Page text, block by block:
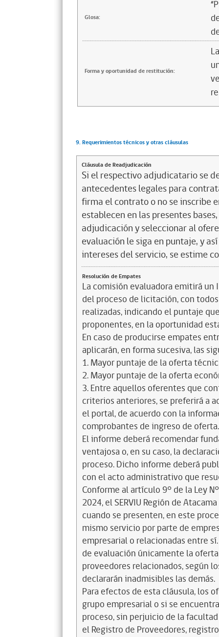
Glosa:
Forma y oportunidad de restitución:
9. Requerimientos técnicos y otras cláusulas
Cláusula de Readjudicación
Si el respectivo adjudicatario se
antecedentes legales para
firma el contrato o no se inscribe
establecen en las presentes
adjudicación y seleccionar al
evaluación le siga en puntaje, y
intereses del servicio, se estime
Resolución de Empates
La comisión evaluadora emitirá
del proceso de licitación, con
realizadas, indicando el puntaje
proponentes, en la oportunidad
En caso de producirse empates
aplicarán, en forma sucesiva, las
1. Mayor puntaje de la oferta
2. Mayor puntaje de la oferta
3. Entre aquellos oferentes que
criterios anteriores, se preferirá a
el portal, de acuerdo con la
comprobantes de ingreso de oferta.
El informe deberá recomendar
ventajosa o, en su caso, la
proceso. Dicho informe deberá
con el acto administrativo que
Conforme al artículo 9° de la Ley
2024, el SERVIU Región de
cuando se presenten, en este
mismo servicio por parte de
empresarial o relacionadas entre
de evaluación únicamente la
proveedores relacionados, según
declararán inadmisibles las demás.
Para efectos de esta cláusula, los
grupo empresarial o si se
proceso, sin perjuicio de la
el Registro de Proveedores,